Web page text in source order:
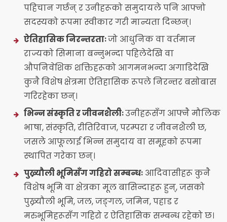
पहिचान गर्छन् र उनीहरूको समुदायले पनि आफ्नो
सदस्यको रूपमा स्वीकार गरी मान्यता दिन्छन्।
ऐतिहासिक निरन्तरताःजो आधुनिक वा वर्तमान
राज्यको सिमाना बन्नुभन्दा पहिलेदेखि वा
औपनिवेशिक शक्तिहरूको आगमनभन्दा अगाडिदेखि
कुनै विशेष क्षेत्रमा ऐतिहासिक रूपले निरन्तर बसोबास
गरिरहेका छन्।
भिन्न संस्कृति र जीवनशैलीःउनीहरूसँग आफ्नै मौलिक
भाषा, संस्कृति, रीतिरिवाज, परम्परा र जीवनशैली छ,
जसले आफूलाई भिन्न समुदाय वा समूहको रूपमा
स्थापित गरेका छन्।
पुख्र्यौली भूमिसँग गहिरो सम्बन्धः आदिवासीहरू कुनै
विशेष भूमि वा क्षेत्रका मूल बासिन्दाहरू हुन्, जसको
पुख्र्यौली भूमि, जल, जङ्गल, जमिन, पहाड र
मरुभूमिहरूसँग गहिरो र ऐतिहासिक सम्बन्ध रहेको छ।